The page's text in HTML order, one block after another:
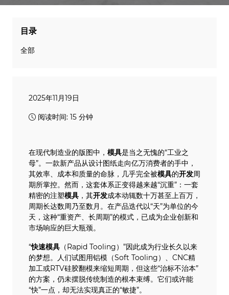
行业应用
发现
目录
全部
2025年11月19日
阅读时间: 15 分钟
在现代制造业的版图中， 模具是当之无愧的“工业之
母”。一款新产品从设计图纸走向亿万消费者的手中，
其效率、成本和质量的命脉，几乎完全被模具的开发周
期所掌控。然而，这套体系正变得越来越“沉重”：一套
精密的注塑模具 ，其开发成本动辄数十万甚至上百万，
周期长达数周乃至数月。在产品迭代以“天”为单位的今
天，这种“重资产、长周期”的模式，已成为企业创新和
市场响应的巨大瓶颈。
“快速模具 （Rapid Tooling）”因此成为行业长久以来
的梦想。人们试图用铝模（Soft Tooling）、CNC精
加工或RTV硅胶翻模来缩短周期，但这些“治标不治本”
的方案，仍未摆脱传统制造的根本束缚。它们或许能
“快”一点，却无法实现真正的“敏捷”。